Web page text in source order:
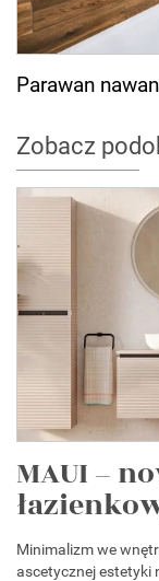
Parawan
Zobacz
MAUI –
Minimalizm we
ascetycznej estetyki